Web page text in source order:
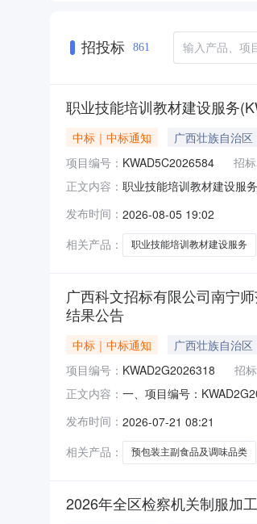
招投标 861
职业技能培训教材建设服务
中标｜中标通知 广西壮族自治
项目编号： KWAD5C2026584 招
正文内容： 职业技能培训教材建设服
稿与排版等服务。服务要
五、代理服务
发布时间： 2026-08-05 19:02
相关产品：
职业技能培训教材建设服务
广西科文招标有限公司南宁
结果公告
中标｜中标通知 广西壮族自治
项目编号： KWAD2G2026318 招
正文内容： 一、项目编号：
业管理集团有限公司中标
地址：南宁市兴宁区
发布时间： 2026-07-21 08:21
相关产品：
预包装主副食品及调味品类
2026年全区检察机关制服加